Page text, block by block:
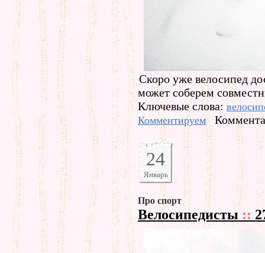
Скоро уже велосипед
может соберем
Ключевые слова:
Комментируем
24
Январь
Про спорт
Велосипедисты ::